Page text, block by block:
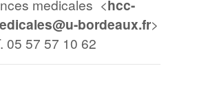
medicales <hcc-
bordeaux.fr>
05 57 57 10 62